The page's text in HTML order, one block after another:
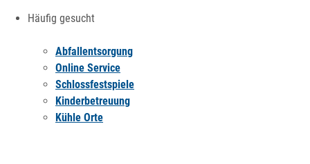
Häufig gesucht
Abfallentsorgung
Online Service
Schlossfestspiele
Kinderbetreuung
Kühle Orte